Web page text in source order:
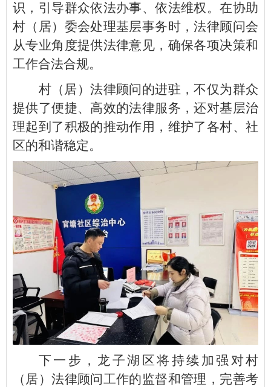
识，引导群众依法办事、依法维权。在协助
村（居）委会处理基层事务时，法律顾问会
从专业角度提供法律意见，确保各项决策和
工作合法合规。
村（居）法律顾问的进驻，不仅为群众
提供了便捷、高效的法律服务，还对基层治
理起到了积极的推动作用，维护了各村、社
区的和谐稳定。
下一步，龙子湖区将持续加强对村
（居）法律顾问工作的监督和管理，完善考